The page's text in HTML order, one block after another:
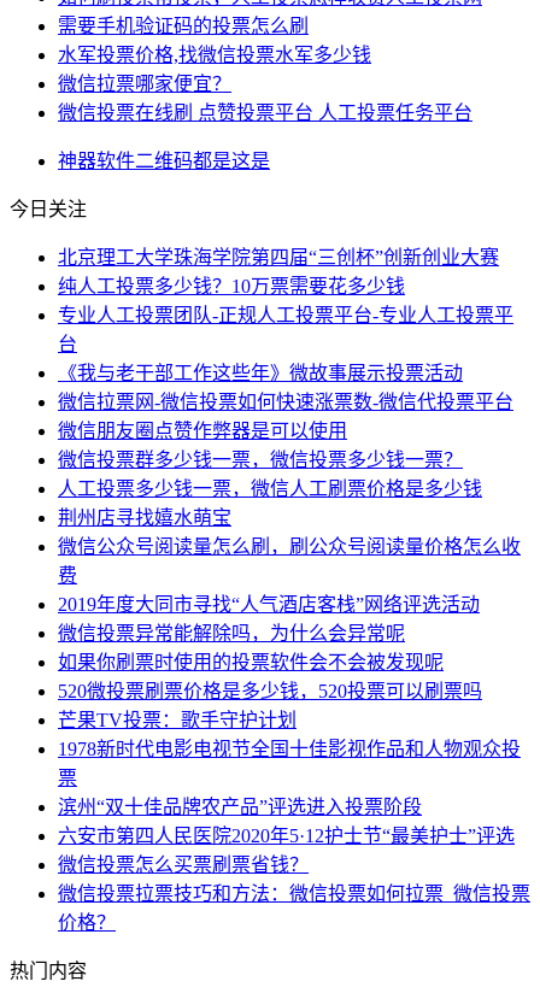
需要手机验证码的投票怎么刷
水军投票价格,找微信投票水军多少钱
微信拉票哪家便宜？
微信投票在线刷 点赞投票平台 人工投票任务平台
神器软件二维码都是这是
今日关注
北京理工大学珠海学院第四届“三创杯”创新创业大赛
纯人工投票多少钱？10万票需要花多少钱
专业人工投票团队-正规人工投票平台-专业人工投票平
台
《我与老干部工作这些年》微故事展示投票活动
微信拉票网-微信投票如何快速涨票数-微信代投票平台
微信朋友圈点赞作弊器是可以使用
微信投票群多少钱一票，微信投票多少钱一票？
人工投票多少钱一票，微信人工刷票价格是多少钱
荆州店寻找嬉水萌宝
微信公众号阅读量怎么刷，刷公众号阅读量价格怎么收
费
2019年度大同市寻找“人气酒店客栈”网络评选活动
微信投票异常能解除吗，为什么会异常呢
如果你刷票时使用的投票软件会不会被发现呢
520微投票刷票价格是多少钱，520投票可以刷票吗
芒果TV投票：歌手守护计划
1978新时代电影电视节全国十佳影视作品和人物观众投
票
滨州“双十佳品牌农产品”评选进入投票阶段
六安市第四人民医院2020年5·12护士节“最美护士”评选
微信投票怎么买票刷票省钱？
微信投票拉票技巧和方法：微信投票如何拉票_微信投票
价格？
热门内容